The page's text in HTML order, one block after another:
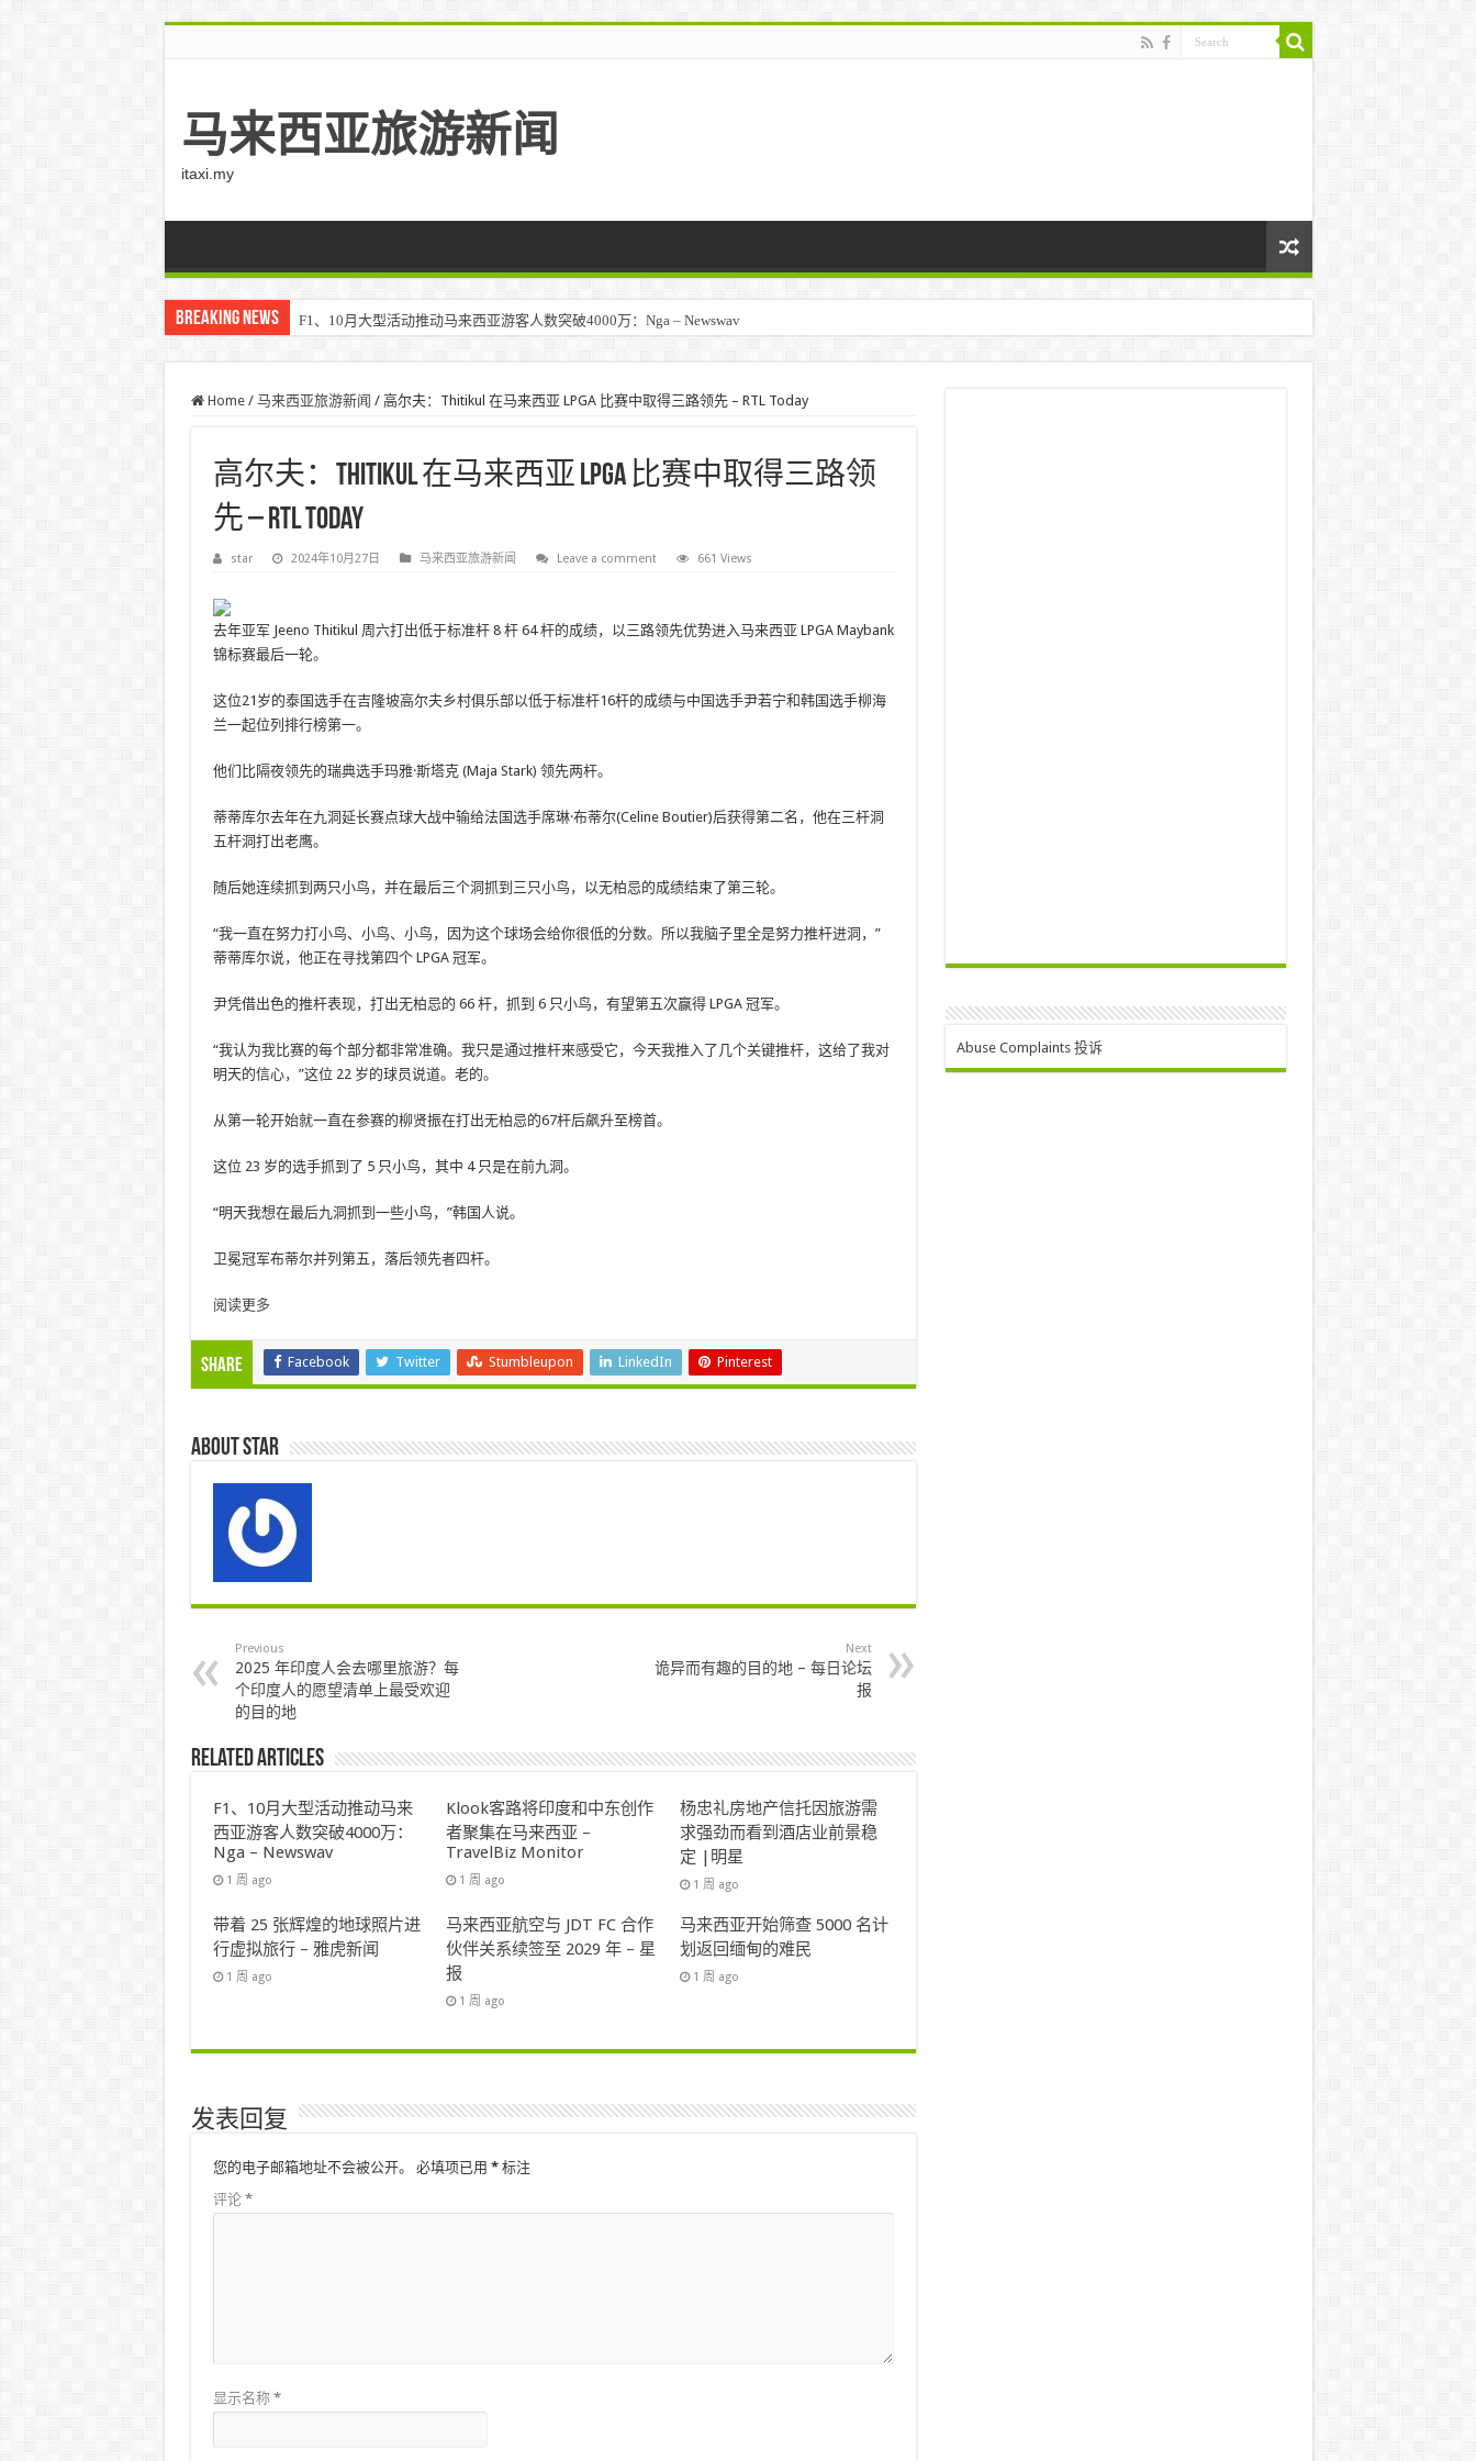
马来西亚旅游新闻
itaxi.my
Breaking News F1、10月大型活动推动马来西亚游客人数突破4000万：Nga – Newswav
Home / 马来西亚旅游新闻 / 高尔夫：Thitikul 在马来西亚 LPGA 比赛中取得三路领先 – RTL Today
高尔夫：Thitikul 在马来西亚 LPGA 比赛中取得三路领
先 – RTL Today
star 2024年10月27日 马来西亚旅游新闻 Leave a comment 661 Views
去年亚军 Jeeno Thitikul 周六打出低于标准杆 8 杆 64 杆的成绩，以三路领先优势进入马来西亚 LPGA Maybank
锦标赛最后一轮。
这位21岁的泰国选手在吉隆坡高尔夫乡村俱乐部以低于标准杆16杆的成绩与中国选手尹若宁和韩国选手柳海
兰一起位列排行榜第一。
他们比隔夜领先的瑞典选手玛雅·斯塔克 (Maja Stark) 领先两杆。
蒂蒂库尔去年在九洞延长赛点球大战中输给法国选手席琳·布蒂尔(Celine Boutier)后获得第二名，他在三杆洞
五杆洞打出老鹰。
随后她连续抓到两只小鸟，并在最后三个洞抓到三只小鸟，以无柏忌的成绩结束了第三轮。
“我一直在努力打小鸟、小鸟、小鸟，因为这个球场会给你很低的分数。所以我脑子里全是努力推杆进洞，”
蒂蒂库尔说，他正在寻找第四个 LPGA 冠军。
尹凭借出色的推杆表现，打出无柏忌的 66 杆，抓到 6 只小鸟，有望第五次赢得 LPGA 冠军。
“我认为我比赛的每个部分都非常准确。我只是通过推杆来感受它，今天我推入了几个关键推杆，这给了我对
明天的信心，”这位 22 岁的球员说道。老的。
从第一轮开始就一直在参赛的柳贤振在打出无柏忌的67杆后飙升至榜首。
这位 23 岁的选手抓到了 5 只小鸟，其中 4 只是在前九洞。
“明天我想在最后九洞抓到一些小鸟，”韩国人说。
卫冕冠军布蒂尔并列第五，落后领先者四杆。
阅读更多
Share Facebook Twitter Stumbleupon LinkedIn Pinterest
About star
Previous
2025 年印度人会去哪里旅游？每
个印度人的愿望清单上最受欢迎
的目的地
Next
诡异而有趣的目的地 – 每日论坛
报
Related Articles
F1、10月大型活动推动马来
西亚游客人数突破4000万：
Nga – Newswav
1 周 ago
Klook客路将印度和中东创作
者聚集在马来西亚 –
TravelBiz Monitor
1 周 ago
杨忠礼房地产信托因旅游需
求强劲而看到酒店业前景稳
定 |明星
1 周 ago
带着 25 张辉煌的地球照片进
行虚拟旅行 – 雅虎新闻
1 周 ago
马来西亚航空与 JDT FC 合作
伙伴关系续签至 2029 年 – 星
报
1 周 ago
马来西亚开始筛查 5000 名计
划返回缅甸的难民
1 周 ago
发表回复
您的电子邮箱地址不会被公开。 必填项已用 *标注
评论 *
显示名称 *
Abuse Complaints 投诉